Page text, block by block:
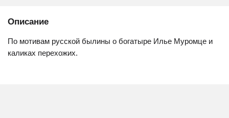
Описание
По мотивам русской былины о богатыре Илье Муромце и
каликах перехожих.